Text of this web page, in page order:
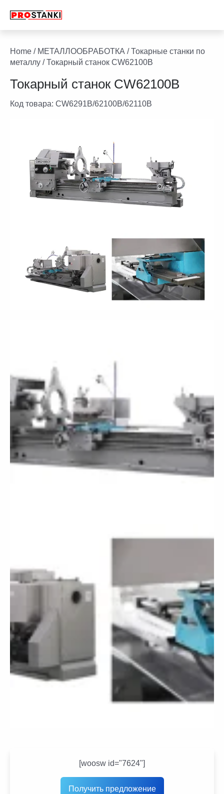
Home / МЕТАЛЛООБРАБОТКА /Токарные станки по
металлу / Токарный станок CW62100B
Токарный станок CW62100B
Код товара: CW6291B/62100B/62110B
[woosw id="7624"]
Получить предложение